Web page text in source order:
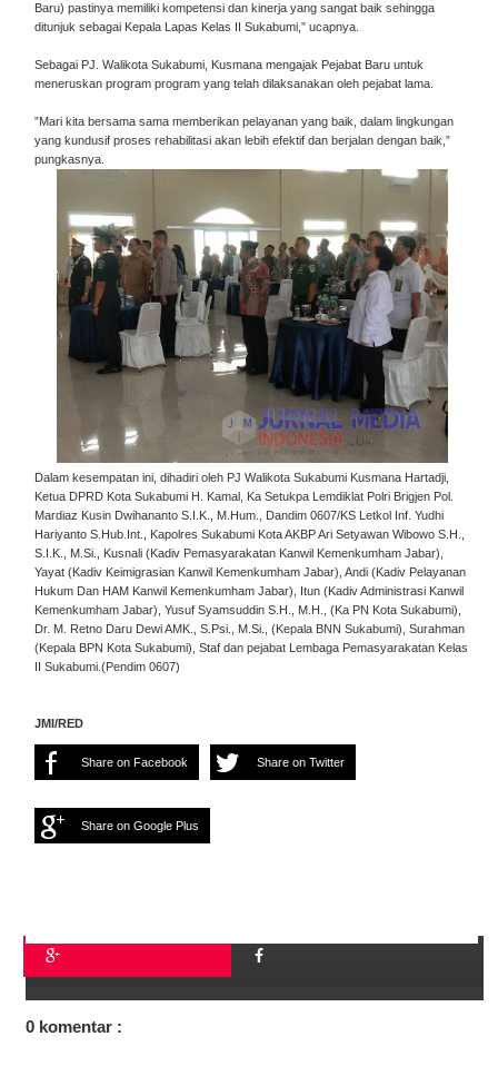
Baru) pastinya memiliki kompetensi dan kinerja yang sangat baik sehingga
ditunjuk sebagai Kepala Lapas Kelas II Sukabumi,” ucapnya.
Sebagai PJ. Walikota Sukabumi, Kusmana mengajak Pejabat Baru untuk
meneruskan program program yang telah dilaksanakan oleh pejabat lama.
”Mari kita bersama sama memberikan pelayanan yang baik, dalam lingkungan
yang kundusif proses rehabilitasi akan lebih efektif dan berjalan dengan baik,”
pungkasnya.
Dalam kesempatan ini, dihadiri oleh PJ Walikota Sukabumi Kusmana Hartadji,
Ketua DPRD Kota Sukabumi H. Kamal, Ka Setukpa Lemdiklat Polri Brigjen Pol.
Mardiaz Kusin Dwihananto S.I.K., M.Hum., Dandim 0607/KS Letkol Inf. Yudhi
Hariyanto S.Hub.Int., Kapolres Sukabumi Kota AKBP Ari Setyawan Wibowo S.H.,
S.I.K., M.Si., Kusnali (Kadiv Pemasyarakatan Kanwil Kemenkumham Jabar),
Yayat (Kadiv Keimigrasian Kanwil Kemenkumham Jabar), Andi (Kadiv Pelayanan
Hukum Dan HAM Kanwil Kemenkumham Jabar), Itun (Kadiv Administrasi Kanwil
Kemenkumham Jabar), Yusuf Syamsuddin S.H., M.H., (Ka PN Kota Sukabumi),
Dr. M. Retno Daru Dewi AMK., S.Psi., M.Si., (Kepala BNN Sukabumi), Surahman
(Kepala BPN Kota Sukabumi), Staf dan pejabat Lembaga Pemasyarakatan Kelas
II Sukabumi.(Pendim 0607)
JMI/RED
Share on Facebook Share on Twitter
Share on Google Plus
0 komentar :